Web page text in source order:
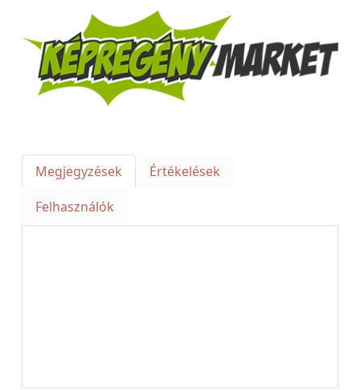
Megjegyzések
Értékelések
Felhasználók